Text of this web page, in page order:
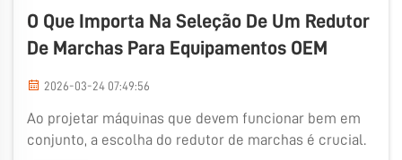
O Que Importa Na Seleção De Um Redutor
De Marchas Para Equipamentos OEM
2026-03-24 07:49:56
Ao projetar máquinas que devem funcionar bem em
conjunto, a escolha do redutor de marchas é crucial.